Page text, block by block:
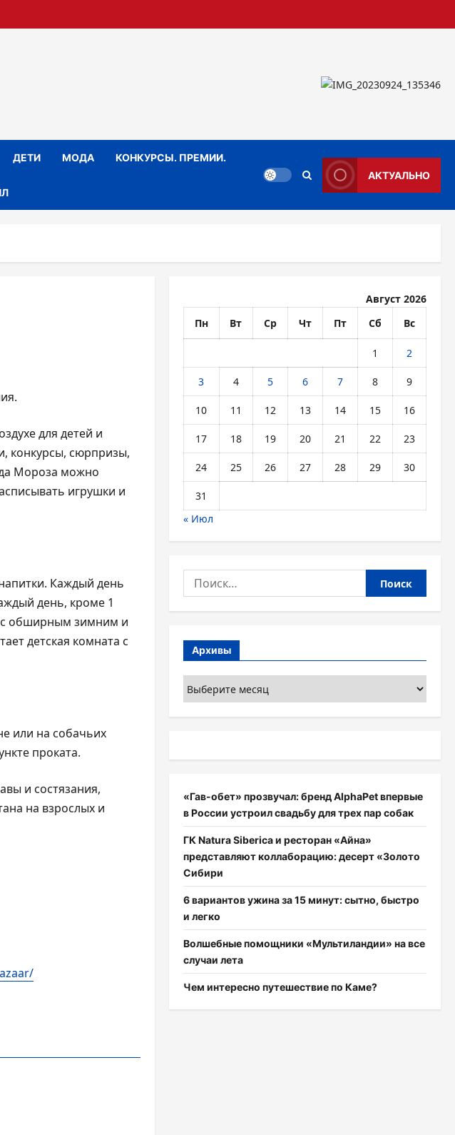
ДЕТИ МОДА КОНКУРСЫ. ПРЕМИИ.
АКТУАЛЬНО
для детей и
конкурсы, сюрпризы,
Мороза можно
игрушки и
Каждый день
день, кроме 1
с обширным зимним и
детская комната с
или на собачьих
проката.
и состязания,
на взрослых и
Август 2026
Пн
Вт Ср Чт Пт Сб Вс
1 2
3 4 5 6 7 8 9
10 11 12 13 14 15 16
17 18 19 20 21 22 23
24 25 26 27 28 29 30
31
« Июл
Найти:
Архивы
Архивы
«Гав-обет» прозвучал: бренд AlphaPet впервые
в России устроил свадьбу для трех пар собак
ГК Natura Siberica и ресторан «Айна»
представляют коллаборацию: десерт «Золото
Сибири
6 вариантов ужина за 15 минут: сытно, быстро
и легко
Волшебные помощники «Мультиландии» на все
случаи лета
Чем интересно путешествие по Каме?